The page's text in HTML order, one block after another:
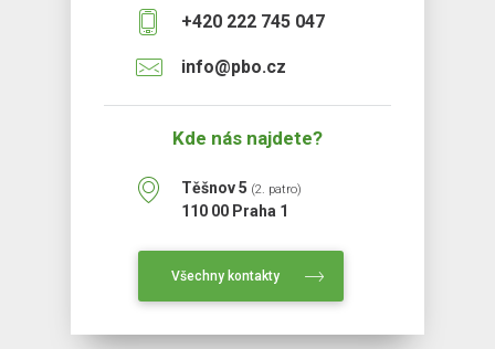
+420 222 745 047
info@pbo.cz
Kde nás najdete?
Těšnov 5 (2. patro)
110 00 Praha 1
Všechny kontakty